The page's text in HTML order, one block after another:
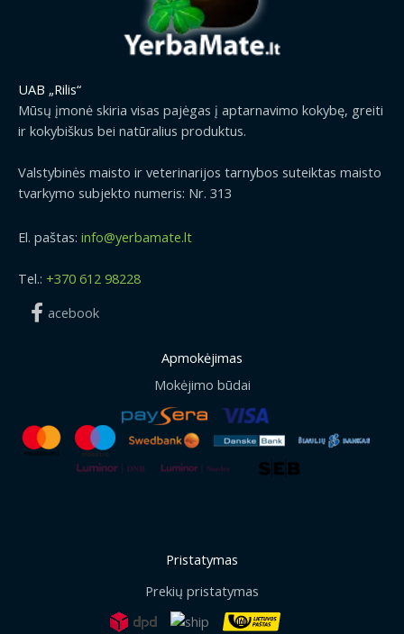
UAB „Rilis“
Mūsų įmonė skiria visas pajėgas į aptarnavimo kokybę, greiti
ir kokybiškus bei natūralius produktus.
Valstybinės maisto ir veterinarijos tarnybos suteiktas maisto
tvarkymo subjekto numeris: Nr. 313
El. paštas: info@yerbamate.lt
Tel.: +370 612 98228
acebook
Apmokėjimas
Mokėjimo būdai
Pristatymas
Prekių pristatymas